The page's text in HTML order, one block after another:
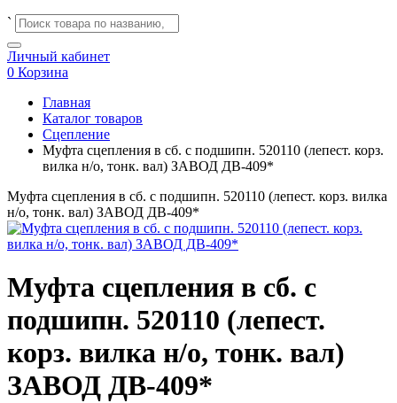
`
Личный кабинет
0 Корзина
Главная
Каталог товаров
Сцепление
Муфта сцепления в сб. с подшипн. 520110 (лепест. корз.
вилка н/о, тонк. вал) ЗАВОД ДВ-409*
Муфта сцепления в сб. с подшипн. 520110 (лепест. корз. вилка
н/о, тонк. вал) ЗАВОД ДВ-409*
Муфта сцепления в сб. с
подшипн. 520110 (лепест.
корз. вилка н/о, тонк. вал)
ЗАВОД ДВ-409*